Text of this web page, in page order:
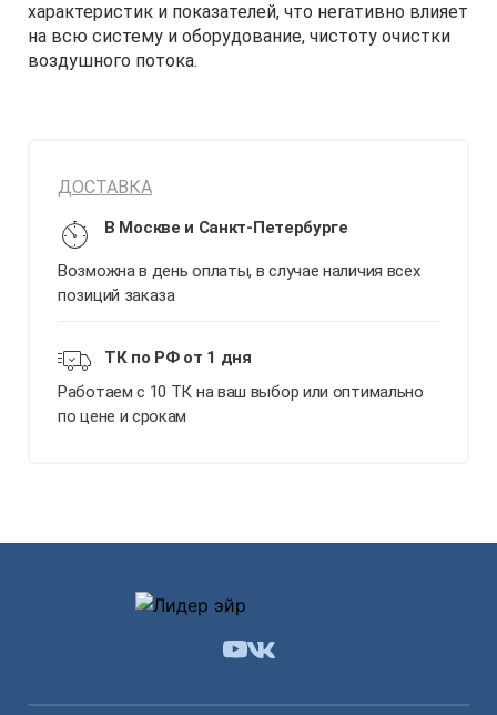
характеристик и показателей, что негативно влияет
на всю систему и оборудование, чистоту очистки
воздушного потока.
ДОСТАВКА
В Москве и Санкт-Петербурге
Возможна в день оплаты, в случае наличия всех
позиций заказа
ТК по РФ от 1 дня
Работаем с 10 ТК на ваш выбор или оптимально
по цене и срокам